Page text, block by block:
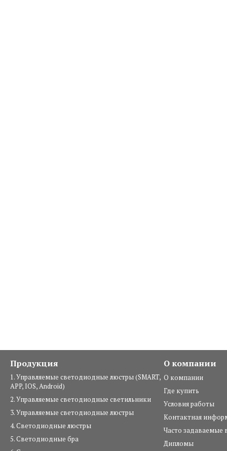
Продукция
1. Управляемые светодиодные люстры (SMART,
APP, IOS, Android)
2. Управляемые светодиодные светильники
3. Управляемые светодиодные люстры
4. Светодиодные люстры
5. Светодиодные бра
О компании
О компании
Где купить
Условия работы
Контактная
Часто задаваемые
Дипломы